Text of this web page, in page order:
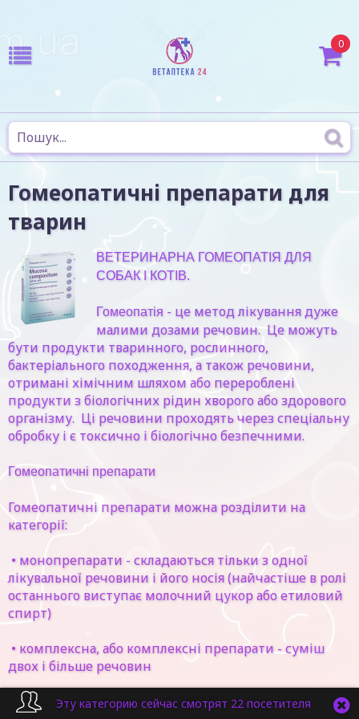
0
Гомеопатичні препарати для
тварин
ВЕТЕРИНАРНА ГОМЕОПАТІЯ ДЛЯ
СОБАК І КОТІВ.
Гомеопатія - це метод лікування дуже
малими дозами речовин. Це можуть
бути продукти тваринного, рослинного,
бактеріального походження, а також речовини,
отримані хімічним шляхом або перероблені
продукти з біологічних рідин хворого або здорового
організму. Ці речовини проходять через спеціальну
обробку і є токсично і біологічно безпечними.
Гомеопатичні препарати
Гомеопатичні препарати можна розділити на
категорії:
• монопрепарати - складаються тільки з одної
лікувальної речовини і його носія (найчастіше в ролі
останнього виступає молочний цукор або етиловий
спирт)
• комплексна, або комплексні препарати - суміш
двох і більше речовин
• гомотоксикологічні ПРЕПАРАТИ - в їх склад
Эту категорию сейчас смотрят 22 посетителя